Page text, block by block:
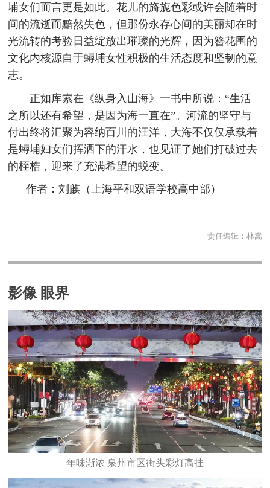
埔女们而言更是如此。花儿的旖旎色彩或许会随着时
间的流逝而黯然失色，但那份永存心间的美丽却在时
光流转的考验日益绽放出璀璨的光辉，因为簪花围的
文化内核源自于蟳埔女性积极的生活态度和坚韧的意
志。
正如库索在《纵身入山海》一书中所说：“生活
之所以还有希望，是因为海一直在”。河流的坚守与
付出终将汇聚为容纳百川的汪洋，大海不仅仅承载着
是蟳埔妇女们挥洒下的汗水，也见证了她们打破过去
的桎梏，迎来了充满希望的蜕变。
作者：刘麒（上海平和双语学校高中部）
责任编辑： 林嵩
影像 眼界
年味渐浓 泉州市区街头彩灯高挂